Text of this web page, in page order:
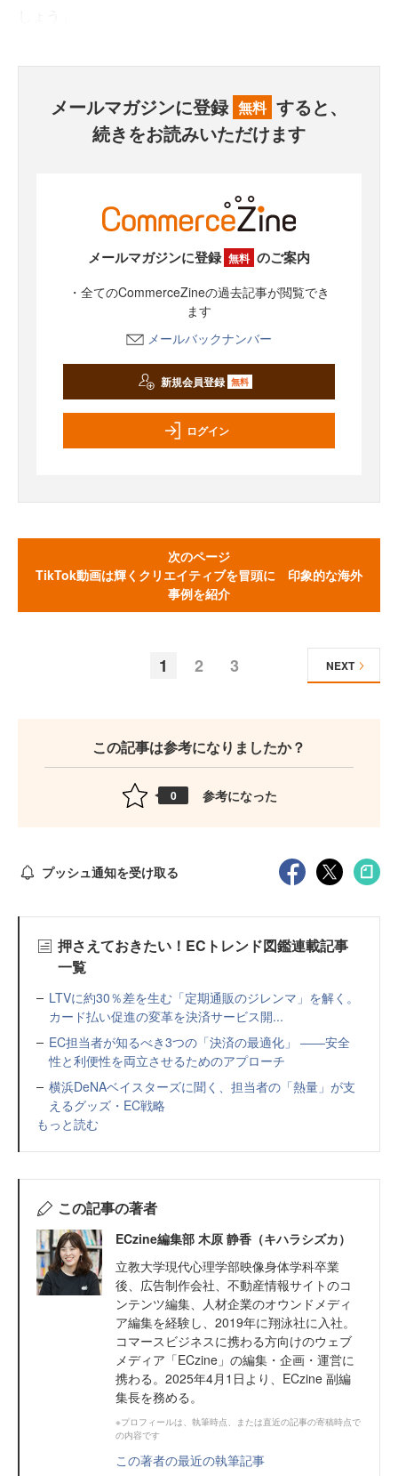
メールマガジンに登録 無料 すると、
続きをお読みいただけます
メールマガジンに登録 無料 のご案内
・全てのCommerceZineの過去記事が閲覧でき
ます
メールバックナンバー
新規会員登録 無料
ログイン
次のページ
TikTok動画は輝くクリエイティブを冒頭に 印象的な海外
事例を紹介
1 2 3 NEXT
この記事は参考になりましたか？
0 参考になった
プッシュ通知を受け取る
押さえておきたい！ECトレンド図鑑連載記事
一覧
LTVに約30％差を生む「定期通販のジレンマ」を解く。
カード払い促進の変革を決済サービス開...
EC担当者が知るべき3つの「決済の最適化」 ――安全
性と利便性を両立させるためのアプローチ
横浜DeNAベイスターズに聞く、担当者の「熱量」が支
えるグッズ・EC戦略
もっと読む
この記事の著者
ECzine編集部 木原 静香（キハラシズカ）
立教大学現代心理学部映像身体学科卒業
後、広告制作会社、不動産情報サイトのコ
ンテンツ編集、人材企業のオウンドメディ
ア編集を経験し、2019年に翔泳社に入社。
コマースビジネスに携わる方向けのウェブ
メディア「ECzine」の編集・企画・運営に
携わる。2025年4月1日より、ECzine 副編
集長を務める。
※プロフィールは、執筆時点、または直近の記事の寄稿時点で
の内容です
この著者の最近の執筆記事